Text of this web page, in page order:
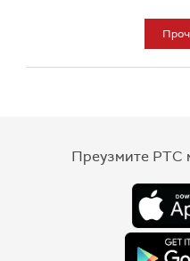
Преузмите РТС